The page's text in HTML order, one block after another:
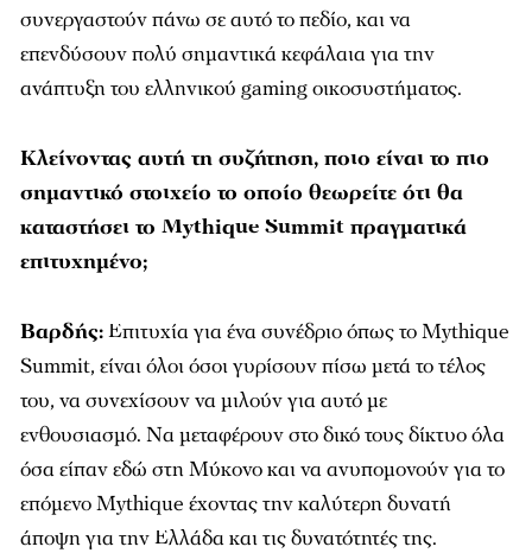
συνεργαστούν πάνω σε αυτό το πεδίο, και να
επενδύσουν πολύ σημαντικά κεφάλαια για την
ανάπτυξη του ελληνικού gaming οικοσυστήματος.
Κλείνοντας αυτή τη συζήτηση, ποιο είναι το πιο
σημαντικό στοιχείο το οποίο θεωρείτε ότι θα
καταστήσει το Mythique Summit πραγματικά
επιτυχημένο;
Βαρδής:Επιτυχία για ένα συνέδριο όπως το Mythique
Summit, είναι όλοι όσοι γυρίσουν πίσω μετά το τέλος
του, να συνεχίσουν να μιλούν για αυτό με
ενθουσιασμό. Να μεταφέρουν στο δικό τους δίκτυο όλα
όσα είπαν εδώ στη Μύκονο και να ανυπομονούν για το
επόμενο Mythique έχοντας την καλύτερη δυνατή
άποψη για την Ελλάδα και τις δυνατότητές της.